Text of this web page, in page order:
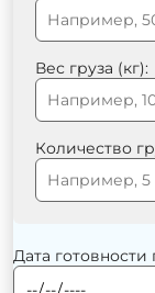
Вес груза (кг):
Количество
Дата готовности